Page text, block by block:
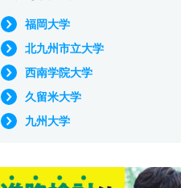
福岡大学
北九州市立大学
西南学院大学
久留米大学
九州大学